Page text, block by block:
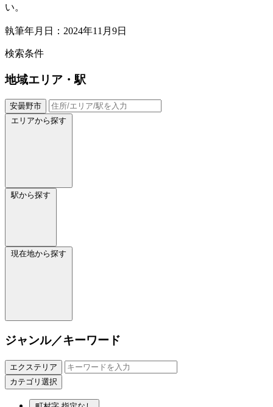
い。
執筆年月日：2024年11月9日
検索条件
地域エリア・駅
安曇野市
エリアから探す
駅から探す
現在地から探す
ジャンル／キーワード
エクステリア
カテゴリ選択